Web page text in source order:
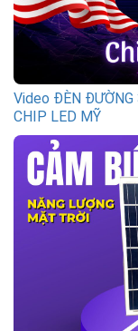
Video ĐÈN ĐƯỜNG
CHIP LED MỸ